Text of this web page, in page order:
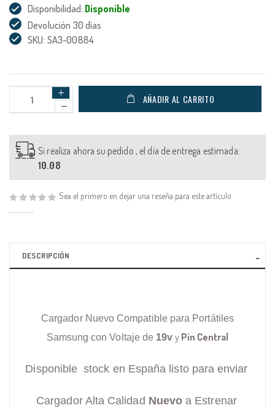
Disponibilidad: Disponible
Devolución 30 días
SKU: SA3-00884
AÑADIR AL CARRITO
Si realiza ahora su pedido , el día de entrega estimada:
10.08
Sea el primero en dejar una reseña para este artículo
DESCRIPCIÓN
Cargador Nuevo Compatible para Portátiles
Samsung con Voltaje de 19v y Pin Central
Disponible stock en España listo para enviar
Cargador Alta Calidad Nuevo a Estrenar